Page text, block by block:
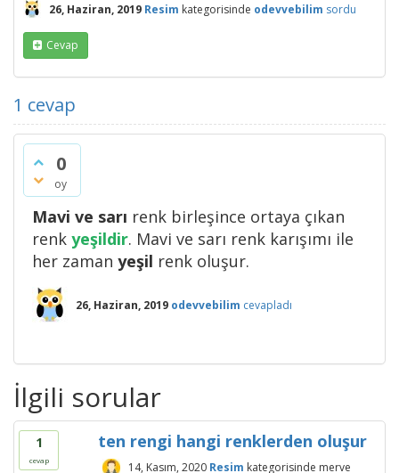
26, Haziran, 2019 Resim kategorisinde odevvebilim sordu
Cevap
1 cevap
0
oy
Mavi ve sarı renk birleşince ortaya çıkan
renk yeşildir. Mavi ve sarı renk karışımı ile
her zaman yeşil renk oluşur.
26, Haziran, 2019 odevvebilim cevapladı
İlgili sorular
1
cevap
ten rengi hangi renklerden oluşur
14, Kasım, 2020 Resim kategorisinde merve